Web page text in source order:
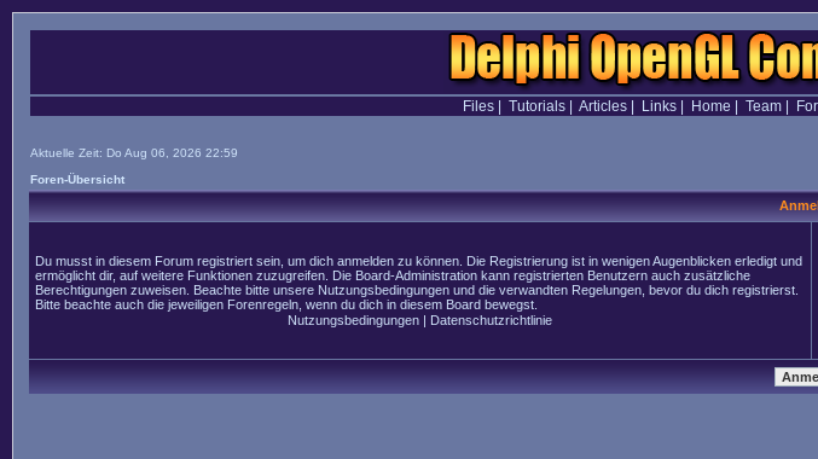
Files| Tutorials| Articles| Links| Home Team|
Aktuelle Zeit: Do Aug 06, 2026 22:59
Foren-Übersicht
Du musst in diesem Forum registriert sein, um dich anmelden zu können. Die Registrierung ist in wenigen Augenblicken erledigt und
ermöglicht dir, auf weitere Funktionen zuzugreifen. Die Board-Administration kann registrierten Benutzern auch zusätzliche
Berechtigungen zuweisen. Beachte bitte unsere Nutzungsbedingungen und die verwandten Regelungen, bevor du dich registrierst.
Bitte beachte auch die jeweiligen Forenregeln, wenn du dich in diesem Board bewegst.
Nutzungsbedingungen | Datenschutzrichtlinie